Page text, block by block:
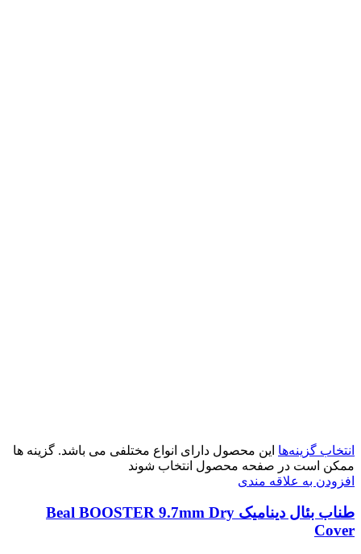
انتخاب گزینه‌ها این محصول دارای انواع مختلفی می باشد. گزینه ها
ممکن است در صفحه محصول انتخاب شوند
افزودن به علاقه مندی
طناب بئال دینامیک Beal BOOSTER 9.7mm Dry
Cover